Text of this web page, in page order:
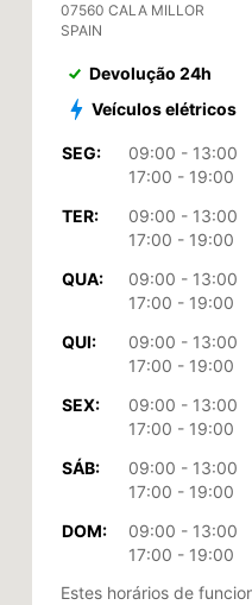
07560 CALA MILLOR
SPAIN
Devolução 24h
Veículos elétricos
SEG:
09:00 - 13:00
17:00 - 19:00
TER:
09:00 - 13:00
17:00 - 19:00
QUA:
09:00 - 13:00
17:00 - 19:00
QUI:
09:00 - 13:00
17:00 - 19:00
SEX:
09:00 - 13:00
17:00 - 19:00
SÁB:
09:00 - 13:00
17:00 - 19:00
DOM:
09:00 - 13:00
17:00 - 19:00
Estes horários de